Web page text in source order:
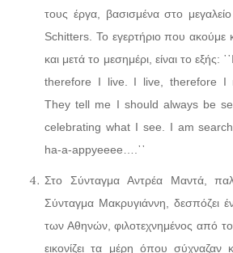
τους έργα, βασισμένα στο
Schitters. Το εγερτήριο που ακούμε
και μετά το μεσημέρι, είναι το εξής:
therefore I live. I live, therefore I
They tell me I should always be
celebrating what I see. I am
ha-a-appyeeee….᾽᾽
Στο Σύνταγμα Αντρέα Μαντά,
Σύνταγμα Μακρυγιάννη, δεσπόζει
των Αθηνών, φιλοτεχνημένος από
εικονίζει τα μέρη όπου σύχναζαν